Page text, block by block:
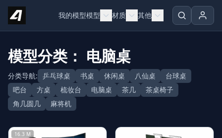
Skip to content
我的模型模型 材质 其他
模型分类： 电脑桌
分类导航: 乒乓球桌 书桌 休闲桌 八仙桌
台球桌
吧台
方桌 梳妆台 电脑桌 茶几
茶桌椅子
角几圆几
麻将机
16.3 M